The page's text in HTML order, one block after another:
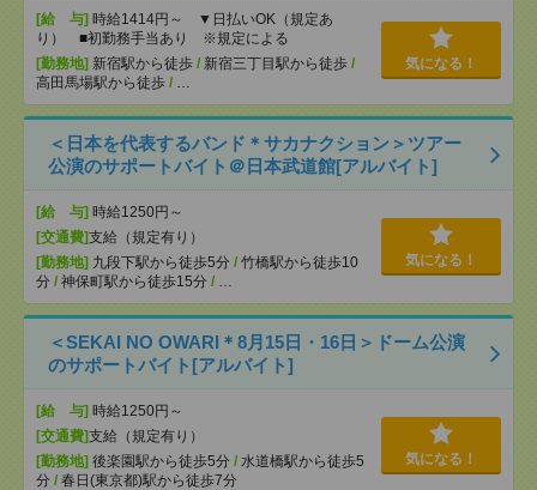
[給 与] 時給1414円～ ▼日払いOK（規定あ
り） ■初勤務手当あり ※規定による
[勤務地] 新宿駅から徒歩 / 新宿三丁目駅から徒歩 /
高田馬場駅から徒歩 / …
気になる！
＜日本を代表するバンド＊サカナクション＞ツアー
公演のサポートバイト＠日本武道館[アルバイト]
[給 与] 時給1250円～
[交通費]支給（規定有り）
[勤務地] 九段下駅から徒歩5分 / 竹橋駅から徒歩10
分 / 神保町駅から徒歩15分 / …
気になる！
＜SEKAI NO OWARI＊8月15日・16日＞ドーム公演
のサポートバイト[アルバイト]
[給 与] 時給1250円～
[交通費]支給（規定有り）
[勤務地] 後楽園駅から徒歩5分 / 水道橋駅から徒歩5
分 / 春日(東京都)駅から徒歩7分
気になる！